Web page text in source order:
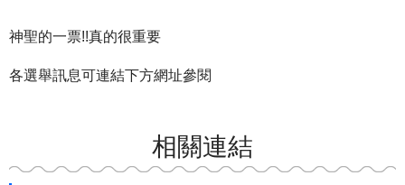
神聖的一票!!真的很重要
各選舉訊息可連結下方網址參閱
相關連結